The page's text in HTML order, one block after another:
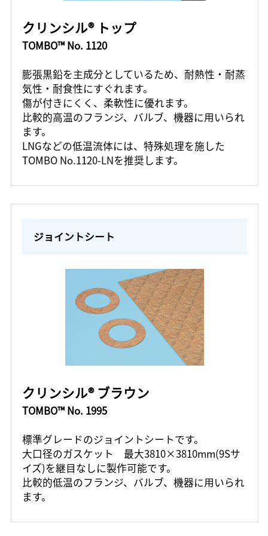
クリンシル® トップ
TOMBO™ No. 1120
膨張黒鉛を主成分としているため、耐熱性・耐蒸
気性・耐食性にすぐれます。
傷が付きにくく、柔軟性に優れます。
比較的高温のフランジ、バルブ、機器に用いられ
ます。
LNGなどの低温流体には、特殊処理を施した
TOMBO No.1120-LNを推奨します。
ジョイントシート
クリンシル® ブラウン
TOMBO™ No. 1995
標準グレードのジョイントシートです。
大口径のガスケット 最大3810×3810mm(9Sサ
イズ)を継目なしに製作可能です。
比較的低温のフランジ、バルブ、機器に用いられ
ます。